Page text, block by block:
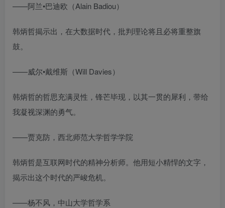
——阿兰•巴迪欧（Alain Badiou）
韩炳哲揭示出，在大数据时代，批判理论将且必将重整旗
鼓。
——威尔•戴维斯（Will Davies）
韩炳哲的哲思充满灵性，锋芒毕现，以其一贯的犀利，带给
我凝视深渊的勇气。
——贾克防，西北师范大学哲学学院
韩炳哲是互联网时代的精神分析师。他用短小精悍的文字，
揭示出这个时代的严峻危机。
——杨不风，中山大学哲学系